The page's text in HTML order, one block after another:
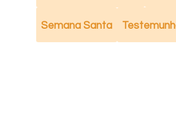
Semana Santa